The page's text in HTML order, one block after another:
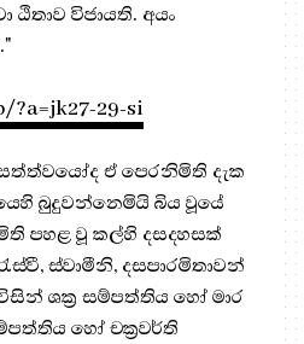
ඨිතාව විජායති. අයං
29-si
ඒ පෙරනිමිති දැක
බුදුවන්නෙමියි බිය වූයේ
පහළ වූ කල්හි දසදහසක්
ස්වාමීනි, දසපාරමිතාවන්
ශක්‍ර සම්පත්තිය හෝ මාර
හෝ චක්‍රවර්ති